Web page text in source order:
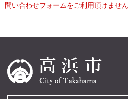
問い合わせフォームをご利用頂けません